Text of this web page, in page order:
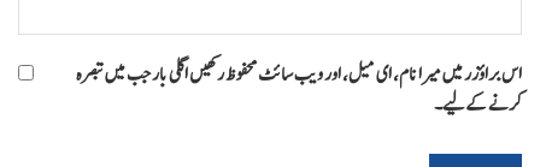
اس براؤزر میں میرا نام، ای میل، اور ویب سائٹ محفوظ رکھیں اگلی بار جب میں تبصرہ
کرنے کےلیے۔